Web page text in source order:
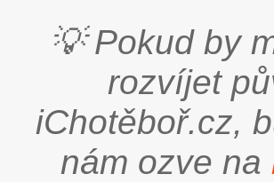
💡 Pokud by
rozvíjet
iChotěboř.cz,
nám ozve na